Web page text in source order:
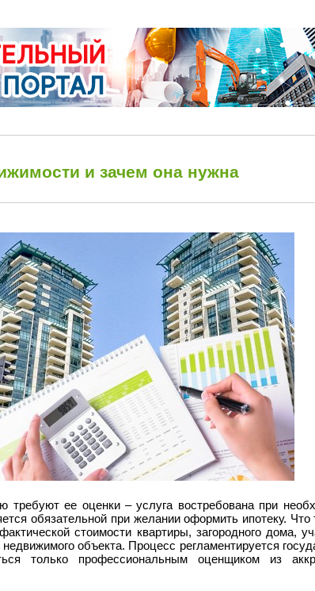
и зачем она нужна
требуют ее оценки – услуга востребована при
обязательной при желании оформить ипотеку. Что
стоимости квартиры, загородного дома,
объекта. Процесс регламентируется
только профессиональным оценщиком из